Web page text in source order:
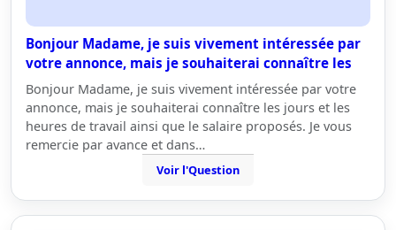
Bonjour Madame, je suis vivement intéressée par
votre annonce, mais je souhaiterai connaître les
Bonjour Madame, je suis vivement intéressée par votre
annonce, mais je souhaiterai connaître les jours et les
heures de travail ainsi que le salaire proposés. Je vous
remercie par avance et dans…
Voir l'Question